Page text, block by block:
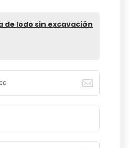
de lodo sin excavación